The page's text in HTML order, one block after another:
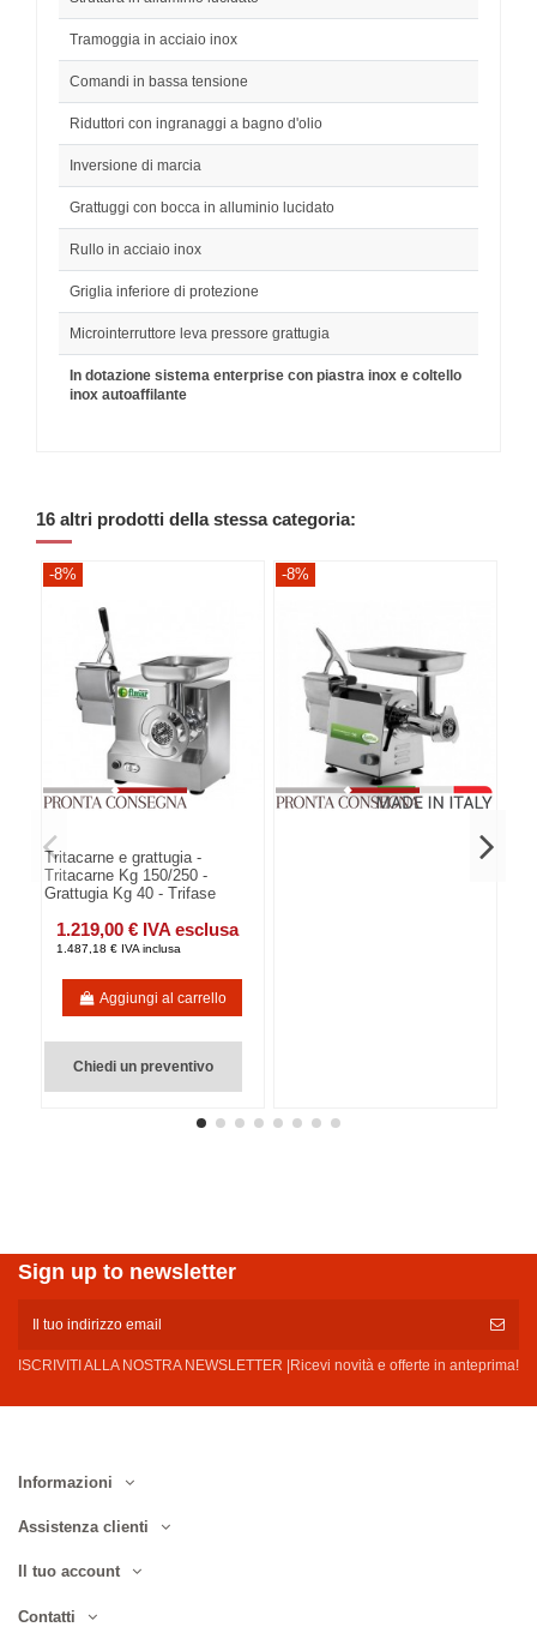
Tramoggia in acciaio inox
Comandi in bassa tensione
Riduttori con ingranaggi a bagno d'olio
Inversione di marcia
Grattuggi con bocca in alluminio lucidato
Rullo in acciaio inox
Griglia inferiore di protezione
Microinterruttore leva pressore grattugia
In dotazione sistema enterprise con piastra inox e coltello
inox autoaffilante
16 altri prodotti della stessa categoria:
-8%
Tritacarne e grattugia -
Tritacarne Kg 150/250 -
Grattugia Kg 40 - Trifase
1.219,00 € IVA esclusa
1.487,18 € IVA inclusa
Aggiungi al carrello
Chiedi un preventivo
-8%
Sign up to newsletter
ISCRIVITI ALLA NOSTRA NEWSLETTER |Ricevi novità e offerte in anteprima!
Informazioni
Assistenza clienti
Il tuo account
Contatti